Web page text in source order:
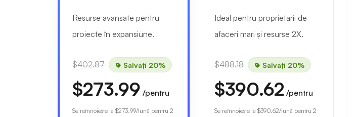
Resurse avansate pentru
proiecte în expansiune.
$402.87 Salvați 20%
$273.99 /pentru
Se reînnoiește la $273.99/lună pentru 2
Ideal pentru proprietarii de
afaceri mari și resurse 2X.
$488.18 Salvați 20%
$390.62 /pentru
Se reînnoiește la $390.62/lună pentru 2